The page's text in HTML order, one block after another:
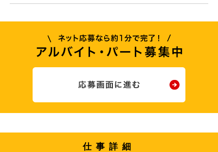
仕事詳細